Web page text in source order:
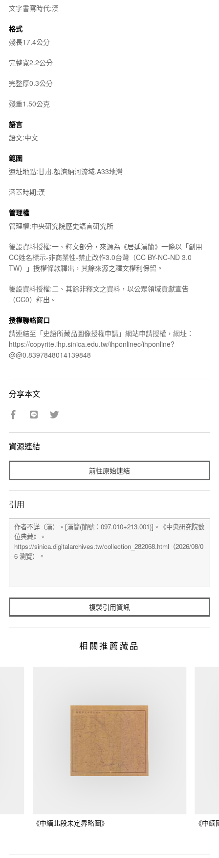
文字書寫時代:漢
格式
殘長17.4公分
完整寬2.2公分
完整厚0.3公分
殘重1.50公克
語言
語文:中文
範圍
遺址地點:甘肅,額濟納河流域,A33地灣
涵蓋時期:漢
管理權
管理權:中央研究院歷史語言研究所
後設資料授權:一、釋文部分，來源為《居延漢簡》一條以「創用
CC姓名標示-非商業性-禁止改作3.0台灣（CC BY-NC-ND 3.0
TW）」授權條款釋出，其餘來源之釋文權利保留。
後設資料授權:二、其餘非釋文之資料，以公眾領域貢獻宣告
（CC0）釋出。
授權聯絡窗口
請連結至「史語所藏品圖像授權申請」網站申請授權，網址：
https://copyrite.ihp.sinica.edu.tw/ihponlinec/ihponline?
@@0.8397848014139848
分享本文
資源連結
前往原始連結
引用
複製引用資訊
相關推薦藏品
《中緬北段未定界略圖》 《中